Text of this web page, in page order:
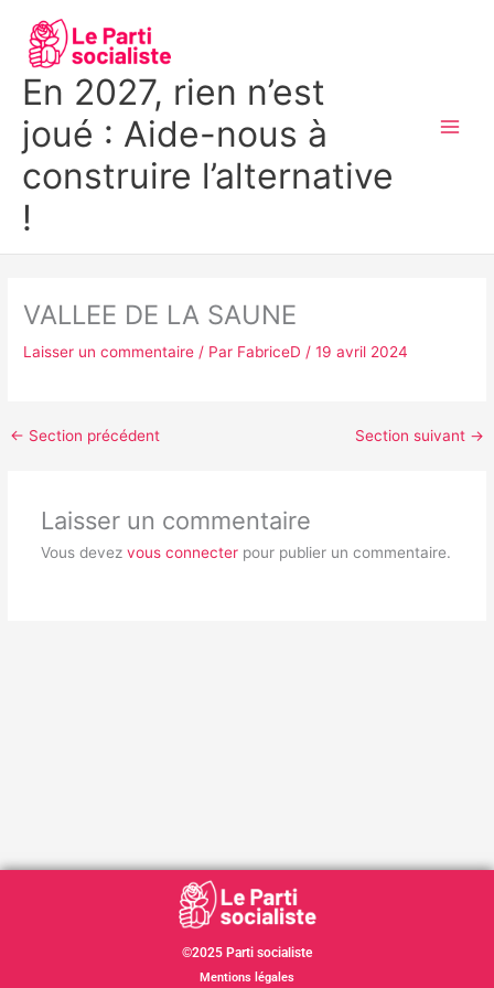
contenu
En 2027, rien n’est
joué : Aide-nous à
construire l’alternative
!
VALLEE DE LA SAUNE
Laisser un commentaire / Par FabriceD/19 avril 2024
← Section précédent Section suivant →
Laisser un commentaire
Vous devez vous connecterpour publier un commentaire.
©2025 Parti socialiste
Mentions légales